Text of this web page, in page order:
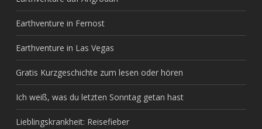
Earthventure in Fernost
Earthventure in Las Vegas
Gratis Kurzgeschichte zum lesen oder hören
Ich weiß, was du letzten Sonntag getan hast
Lieblingskrankheit: Reisefieber